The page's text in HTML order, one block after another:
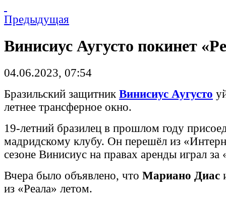
Предыдущая
Винисиус Аугусто покинет
04.06.2023, 07:54
Бразильский защитник Винисиус Аугусто
летнее трансферное окно.
19-летний бразилец в прошлом году
мадридскому клубу. Он перешёл из
сезоне Винисиус на правах аренды играл
Вчера было объявлено, что Мариано Диас
из «Реала» летом.